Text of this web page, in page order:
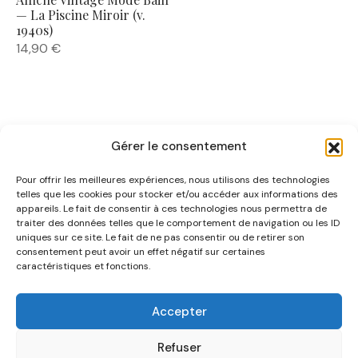
Gérer le consentement
Pour offrir les meilleures expériences, nous utilisons des technologies
telles que les cookies pour stocker et/ou accéder aux informations des
appareils. Le fait de consentir à ces technologies nous permettra de
traiter des données telles que le comportement de navigation ou les ID
uniques sur ce site. Le fait de ne pas consentir ou de retirer son
consentement peut avoir un effet négatif sur certaines
caractéristiques et fonctions.
Accepter
Refuser
— La Piscine Miroir (v.
1940s)
14,90 €
NOUS CONNAÎTRE